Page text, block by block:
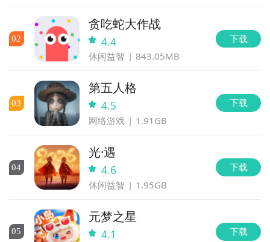
02
贪吃蛇大作战
4.4
休闲益智 843.05MB
下载
03
第五人格
4.5
网络游戏 1.91GB
下载
04
光·遇
4.6
休闲益智 1.95GB
下载
05
元梦之星
4.1 下载